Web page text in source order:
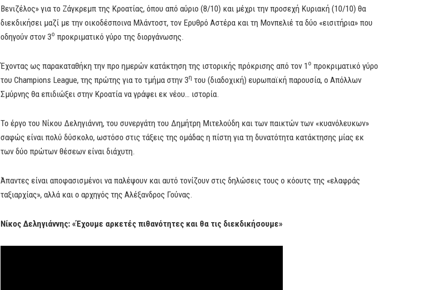
Βενιζέλος» για το Ζάγκρεμπ της Κροατίας, όπου από αύριο (8/10) και μέχρι την προσεχή Κυριακή (10/10) θα
διεκδικήσει μαζί με την οικοδέσποινα Μλάντοστ, τον Ερυθρό Αστέρα και τη Μονπελιέ τα δύο «εισιτήρια» που
οδηγούν στον 3ο προκριματικό γύρο της διοργάνωσης.
Έχοντας ως παρακαταθήκη την προ ημερών κατάκτηση της ιστορικής πρόκρισης από τον 1ο προκριματικό γύρο
του Champions League, της πρώτης για το τμήμα στην 3η του (διαδοχική) ευρωπαϊκή παρουσία, ο Απόλλων
Σμύρνης θα επιδιώξει στην Κροατία να γράψει εκ νέου… ιστορία.
Το έργο του Νίκου Δεληγιάννη, του συνεργάτη του Δημήτρη Μιτελούδη και των παικτών των «κυανόλευκων»
σαφώς είναι πολύ δύσκολο, ωστόσο στις τάξεις της ομάδας η πίστη για τη δυνατότητα κατάκτησης μίας εκ
των δύο πρώτων θέσεων είναι διάχυτη.
Άπαντες είναι αποφασισμένοι να παλέψουν και αυτό τονίζουν στις δηλώσεις τους ο κόουτς της «ελαφράς
ταξιαρχίας», αλλά και ο αρχηγός της Αλέξανδρος Γούνας.
Νίκος Δεληγιάννης: «Έχουμε αρκετές πιθανότητες και θα τις διεκδικήσουμε»